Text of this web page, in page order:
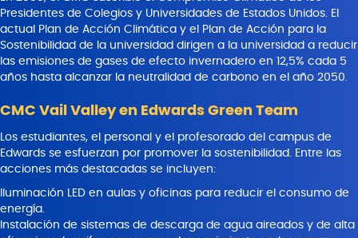
Presidentes de Colegios y Universidades de Estados Unidos. El
actual Plan de Acción Climática y el Plan de Acción para la
Sostenibilidad de la universidad dirigen a la universidad a reducir
las emisiones de gases de efecto invernadero en 12,5% cada 5
años hasta alcanzar la neutralidad de carbono en el año 2050.
CMC Vail Valley en Edwards Green Team
Los estudiantes, el personal y el profesorado del campus de
Edwards se esfuerzan por promover la sostenibilidad. Entre las
acciones más destacadas se incluyen:
Iluminación LED en aulas y oficinas para reducir el consumo de
energía.
Instalación de sistemas de descarga de agua aireados y de alta